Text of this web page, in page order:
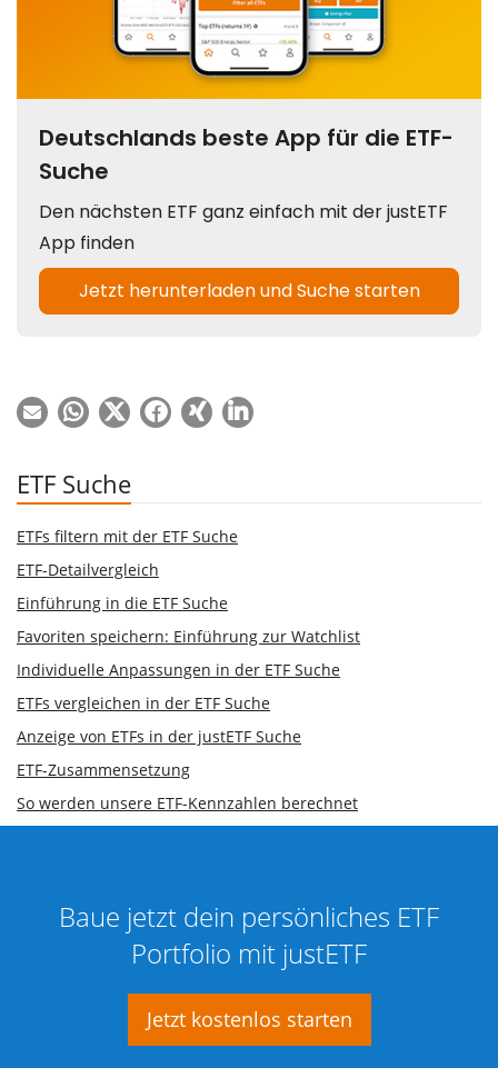
ETF Suche
ETFs filtern mit der ETF Suche
ETF-Detailvergleich
Einführung in die ETF Suche
Favoriten speichern: Einführung zur Watchlist
Individuelle Anpassungen in der ETF Suche
ETFs vergleichen in der ETF Suche
Anzeige von ETFs in der justETF Suche
ETF-Zusammensetzung
So werden unsere ETF-Kennzahlen berechnet
Baue jetzt dein persönliches ETF
Portfolio mit justETF
Jetzt kostenlos starten